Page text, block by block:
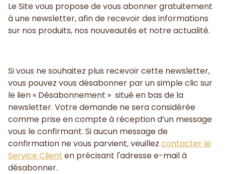
Le Site vous propose de vous abonner gratuitement
à une newsletter, afin de recevoir des informations
sur nos produits, nos nouveautés et notre actualité.
Si vous ne souhaitez plus recevoir cette newsletter,
vous pouvez vous désabonner par un simple clic sur
le lien « Désabonnement » situé en bas de la
newsletter. Votre demande ne sera considérée
comme prise en compte à réception d’un message
vous le confirmant. Si aucun message de
confirmation ne vous parvient, veuillez contacter le
Service Client en précisant l'adresse e-mail à
désabonner.